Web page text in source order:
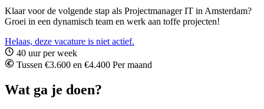
Klaar voor de volgende stap als Projectmanager IT in Amsterdam?
Groei in een dynamisch team en werk aan toffe projecten!
Helaas, deze vacature is niet actief.
40 uur per week
Tussen €3.600 en €4.400 Per maand
Wat ga je doen?